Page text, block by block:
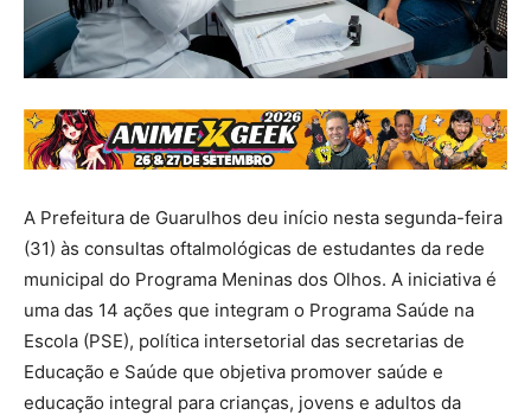
A Prefeitura de Guarulhos deu início nesta segunda-feira
(31) às consultas oftalmológicas de estudantes da rede
municipal do Programa Meninas dos Olhos. A iniciativa é
uma das 14 ações que integram o Programa Saúde na
Escola (PSE), política intersetorial das secretarias de
Educação e Saúde que objetiva promover saúde e
educação integral para crianças, jovens e adultos da